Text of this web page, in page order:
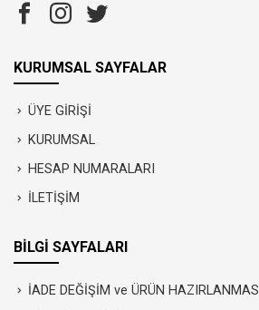
KURUMSAL SAYFALAR
ÜYE GİRİŞİ
KURUMSAL
HESAP NUMARALARI
İLETİŞİM
BİLGİ SAYFALARI
İADE DEĞİŞİM ve ÜRÜN HAZIRLANMASI